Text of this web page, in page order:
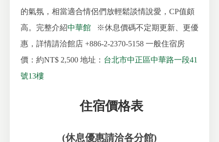
的氣氛，相當適合情侶們放輕鬆談情說愛，CP值頗
高。完整介紹中華館
※休息價碼不定期更新、更優
惠，詳情請洽館店 +886-2-2370-5158 一般住宿房
價：約NT$ 2,500 地址： 台北市中正區中華路一段41
號13樓
住宿價格表
(休息優惠請洽各分館)